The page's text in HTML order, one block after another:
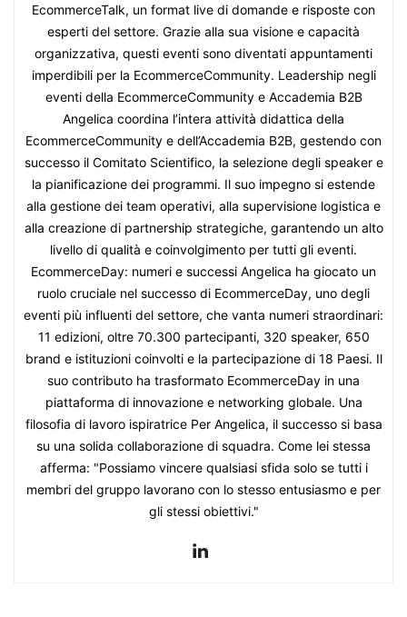
EcommerceTalk, un format live di domande e risposte con
esperti del settore. Grazie alla sua visione e capacità
organizzativa, questi eventi sono diventati appuntamenti
imperdibili per la EcommerceCommunity. Leadership negli
eventi della EcommerceCommunity e Accademia B2B
Angelica coordina l’intera attività didattica della
EcommerceCommunity e dell’Accademia B2B, gestendo con
successo il Comitato Scientifico, la selezione degli speaker e
la pianificazione dei programmi. Il suo impegno si estende
alla gestione dei team operativi, alla supervisione logistica e
alla creazione di partnership strategiche, garantendo un alto
livello di qualità e coinvolgimento per tutti gli eventi.
EcommerceDay: numeri e successi Angelica ha giocato un
ruolo cruciale nel successo di EcommerceDay, uno degli
eventi più influenti del settore, che vanta numeri straordinari:
11 edizioni, oltre 70.300 partecipanti, 320 speaker, 650
brand e istituzioni coinvolti e la partecipazione di 18 Paesi. Il
suo contributo ha trasformato EcommerceDay in una
piattaforma di innovazione e networking globale. Una
filosofia di lavoro ispiratrice Per Angelica, il successo si basa
su una solida collaborazione di squadra. Come lei stessa
afferma: "Possiamo vincere qualsiasi sfida solo se tutti i
membri del gruppo lavorano con lo stesso entusiasmo e per
gli stessi obiettivi."